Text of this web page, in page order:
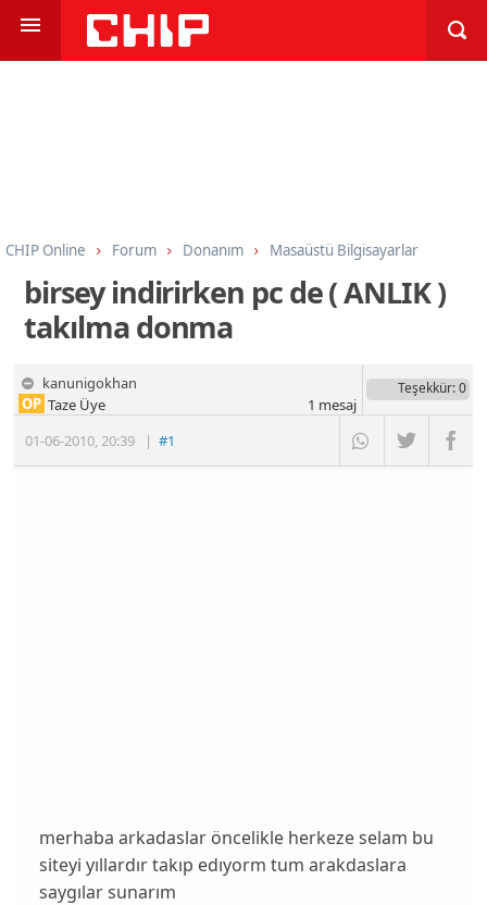
CHIP Online Forum Donanım Masaüstü Bilgisayarlar
birsey indirirken pc de ( ANLIK )
takılma donma
kanunigokhan
01-06-2010,20:39 |#1
OP Taze Üye
Teşekkür: 0
1 mesaj
merhaba arkadaslar öncelikle herkeze selam bu
siteyi yıllardır takıp edıyorm tum arakdaslara
saygılar sunarım